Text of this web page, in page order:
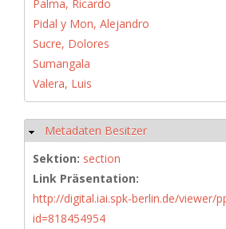
Palma, Ricardo
Pidal y Mon, Alejandro
Sucre, Dolores
Sumangala
Valera, Luis
Hide
Metadaten Besitzer
Sektion: section
Link Präsentation:
http://digital.iai.spk-berlin.de/viewer/
id=818454954